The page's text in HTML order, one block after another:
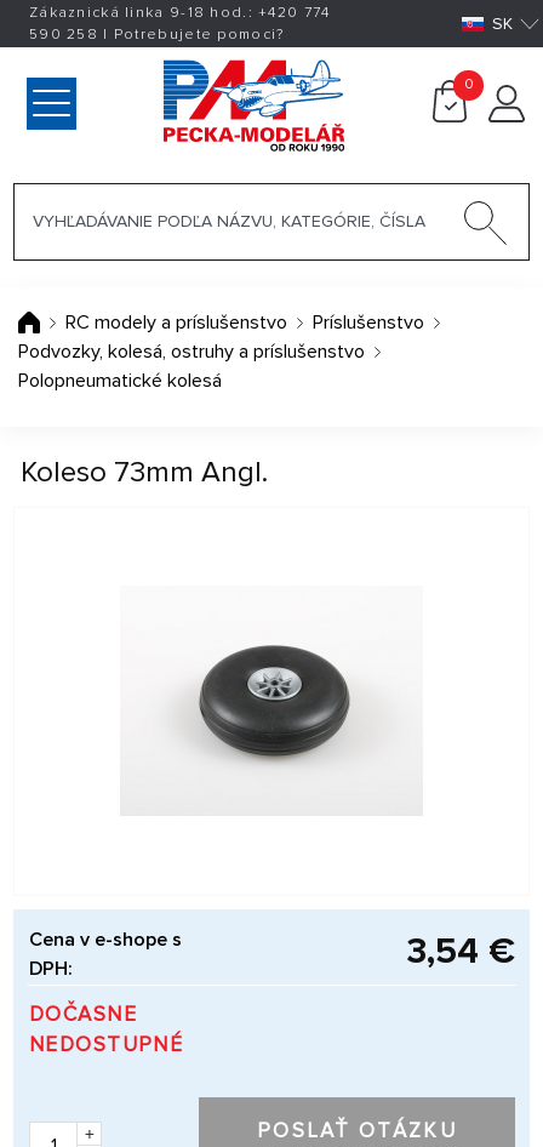
Zákaznická linka 9-18 hod.:+420 774
590 258 | Potrebujete pomoci? SK
0
RC modely a príslušenstvo
Príslušenstvo
Podvozky, kolesá, ostruhy a príslušenstvo
Polopneumatické kolesá
Koleso 73mm Angl.
Cena v e-shope s
DPH:
3,54 €
DOČASNE
NEDOSTUPNÉ
+
POSLAŤ OTÁZKU